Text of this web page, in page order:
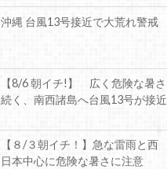
沖縄 台風13号接近で大荒れ警戒
【8/6 朝イチ!】 広く危険な暑さ
続く、南西諸島へ台風13号が接近
【８/３朝イチ！】急な雷雨と西
日本中心に危険な暑さに注意